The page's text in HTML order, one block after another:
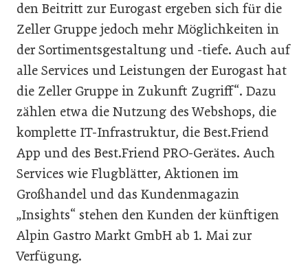
den Beitritt zur Eurogast ergeben sich für die
Zeller Gruppe jedoch mehr Möglichkeiten in
der Sortimentsgestaltung und -tiefe. Auch auf
alle Services und Leistungen der Eurogast hat
die Zeller Gruppe in Zukunft Zugriff“. Dazu
zählen etwa die Nutzung des Webshops, die
komplette IT-Infrastruktur, die Best.Friend
App und des Best.Friend PRO-Gerätes. Auch
Services wie Flugblätter, Aktionen im
Großhandel und das Kundenmagazin
„Insights“ stehen den Kunden der künftigen
Alpin Gastro Markt GmbH ab 1. Mai zur
Verfügung.